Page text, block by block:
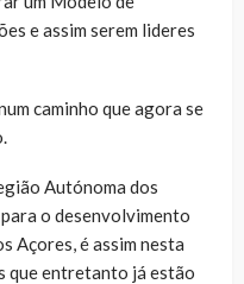
e assim serem lideres
caminho que agora se
Autónoma dos
o desenvolvimento
Açores, é assim nesta
que entretanto já estão